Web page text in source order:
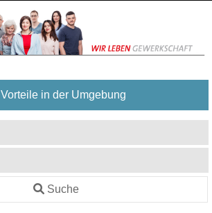
Vorteile in der Umgebung
Suche